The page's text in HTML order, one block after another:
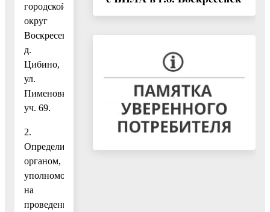
городской
округ
Воскресенск,
д.
Цибино,
ул.
Пименовка,
уч. 69.
2.
Определить
органом,
уполномоченным
на
проведение